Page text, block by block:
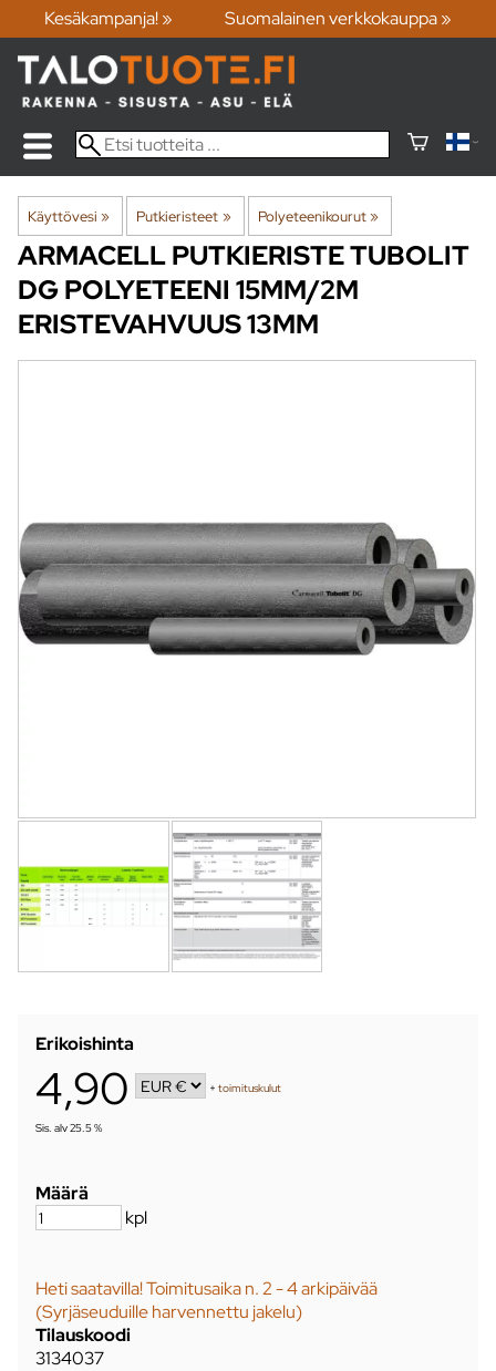
Kesäkampanja! » Suomalainen verkkokauppa »
Käyttövesi ‪» Putkieristeet ‪» Polyeteenikourut‪»
ARMACELLPUTKIERISTE TUBOLIT
DG POLYETEENI 15MM/2M
ERISTEVAHVUUS 13MM
Erikoishinta
4,90 +toimituskulut
Sis. alv 25.5 %
Määrä
kpl
Heti saatavilla! Toimitusaika n. 2 - 4 arkipäivää
(Syrjäseuduille harvennettu jakelu)
Tilauskoodi
3134037